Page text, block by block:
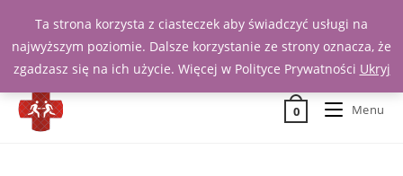
Zadzwoń 539 391 290
0 Menu
Ta strona korzysta z ciasteczek aby świadczyć usługi na
najwyższym poziomie. Dalsze korzystanie ze strony oznacza, że
zgadzasz się na ich użycie. Więcej w Polityce Prywatności Ukryj